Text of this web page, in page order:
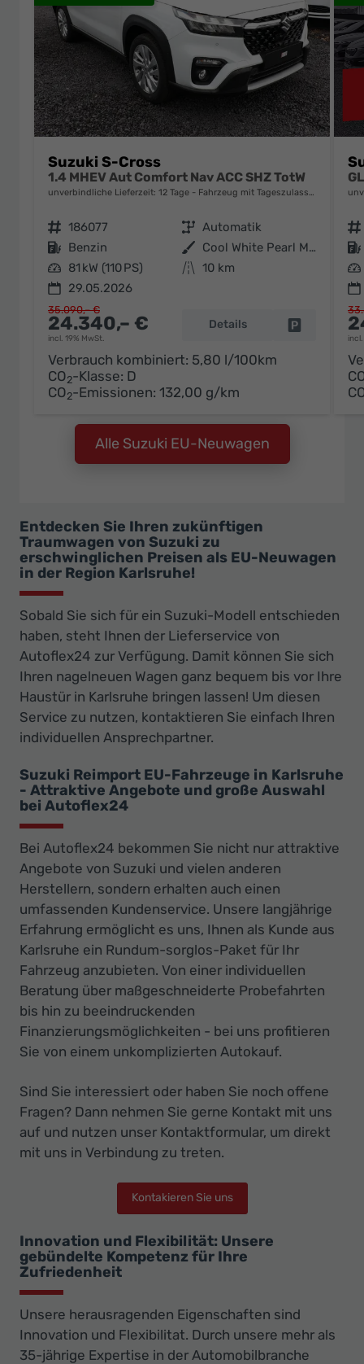
Suzuki S-Cross
1.4 MHEV Aut Comfort Nav ACC SHZ TotW
unverbindliche Lieferzeit: 12 Tage Fahrzeug mit Tageszulassung
Fahrzeugnr. 186077 Getriebe Automatik
Kraftstoff Benzin Außenfarbe
Cool White Pearl Metallic
Leistung 81 kW (110 PS) Kilometerstand 10 km
29.05.2026
24.340,– €
incl. 19% MwSt.
35.090,– €
Details Fahrzeug
Verbrauch kombiniert: 5,80 l/100km
CO2-Klasse: D
CO2-Emissionen: 132,00 g/km
Fahrzeugnr.
Kraftstoff
Leistung
Alle Suzuki EU-Neuwagen
Entdecken Sie Ihren zukünftigen
Traumwagen von Suzuki zu
erschwinglichen Preisen als EU-Neuwagen
in der Region Karlsruhe!
Sobald Sie sich für ein Suzuki-Modell entschieden
haben, steht Ihnen der Lieferservice von
Autoflex24 zur Verfügung. Damit können Sie sich
Ihren nagelneuen Wagen ganz bequem bis vor Ihre
Haustür in Karlsruhe bringen lassen! Um diesen
Service zu nutzen, kontaktieren Sie einfach Ihren
individuellen Ansprechpartner.
Suzuki Reimport EU-Fahrzeuge in Karlsruhe
- Attraktive Angebote und große Auswahl
bei Autoflex24
Bei Autoflex24 bekommen Sie nicht nur attraktive
Angebote von Suzuki und vielen anderen
Herstellern, sondern erhalten auch einen
umfassenden Kundenservice. Unsere langjährige
Erfahrung ermöglicht es uns, Ihnen als Kunde aus
Karlsruhe ein Rundum-sorglos-Paket für Ihr
Fahrzeug anzubieten. Von einer individuellen
Beratung über maßgeschneiderte Probefahrten
bis hin zu beeindruckenden
Finanzierungsmöglichkeiten - bei uns profitieren
Sie von einem unkomplizierten Autokauf.
Sind Sie interessiert oder haben Sie noch offene
Fragen? Dann nehmen Sie gerne Kontakt mit uns
auf und nutzen unser Kontaktformular, um direkt
mit uns in Verbindung zu treten.
Kontakieren Sie uns
Innovation und Flexibilität: Unsere
gebündelte Kompetenz für Ihre
Zufriedenheit
Unsere herausragenden Eigenschaften sind
Innovation und Flexibilitat. Durch unsere mehr als
35-jährige Expertise in der Automobilbranche